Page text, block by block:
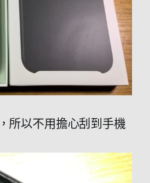
所以不用擔心刮到手機